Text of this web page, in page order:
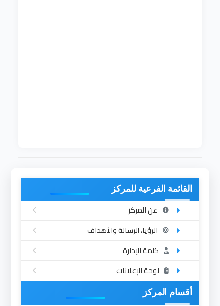
القائمة الفرعية للمركز
عن المركز
الرؤيا، الرسالة والأهداف
كلمة الإدارة
لوحة الإعلانات
أقسام المركز